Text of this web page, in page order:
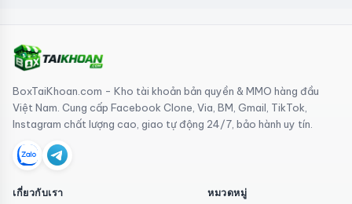
BoxTaiKhoan.com - Kho tài khoản bản quyền & MMO hàng đầu
Việt Nam. Cung cấp Facebook Clone, Via, BM, Gmail, TikTok,
Instagram chất lượng cao, giao tự động 24/7, bảo hành uy tín.
เกี่ยวกับเรา หมวดหมู่